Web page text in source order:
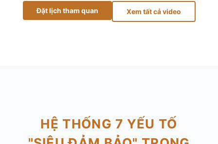
Đặt lịch tham quan Xem tất cả video
HỆ THỐNG 7 YẾU TỐ